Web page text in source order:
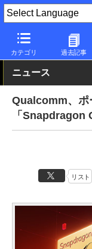
カテゴリ 過去記事
PC Watch 半導体/周
ニュース
Qualcomm、ポ
「Snapdragon
リスト